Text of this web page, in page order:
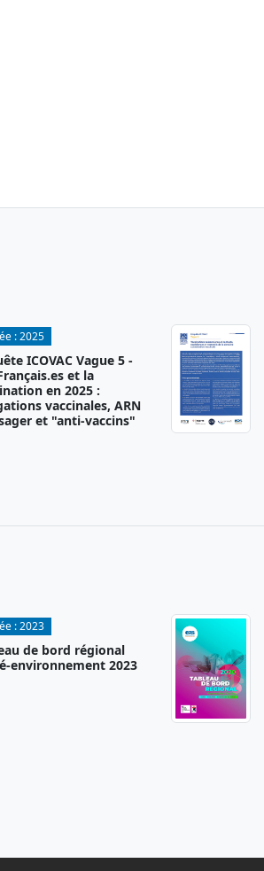
:2025
ICOVAC Vague 5 -
et la
en 2025 :
vaccinales, ARN
et "anti-vaccins"
:2023
de bord régional
environnement 2023